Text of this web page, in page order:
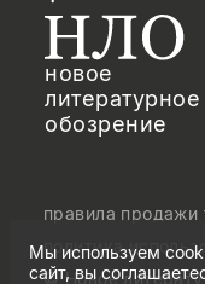
новое
литературное
обозрение
© Новое
правила продажи
политика
Мы используем
сайт, вы